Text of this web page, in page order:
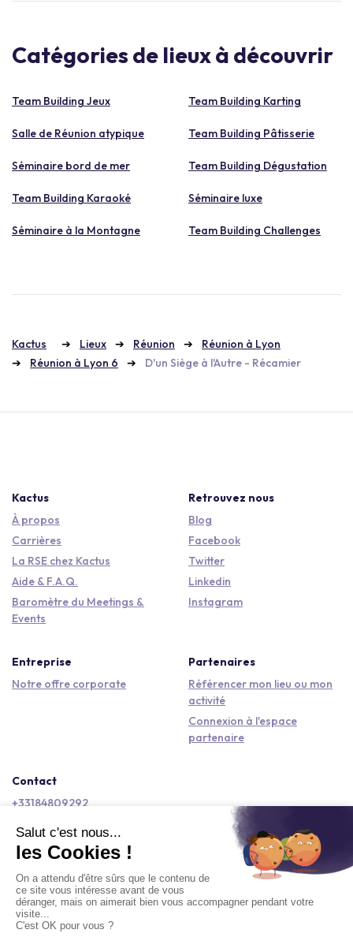
Catégories de lieux à découvrir
Team Building Jeux Team Building Karting
Salle de Réunion atypique Team Building Pâtisserie
Séminaire bord de mer Team Building Dégustation
Team Building Karaoké Séminaire luxe
Séminaire à la Montagne Team Building Challenges
Kactus Lieux Réunion
Réunion à Lyon
Réunion à Lyon 6
D'un Siège à l'Autre - Récamier
Kactus
À propos
Carrières
La RSE chez Kactus
Aide & F.A.Q.
Baromètre du Meetings &
Events
Retrouvez nous
Blog
Facebook
Twitter
Linkedin
Instagram
Entreprise
Notre offre corporate
Partenaires
Référencer mon lieu ou mon
activité
Connexion à l'espace
partenaire
Contact
+33184809292
Copyright © 2026 Kactus Tous droits réservés
Conditions générales d'utilisation
Mentions légales
Signaler un contenu